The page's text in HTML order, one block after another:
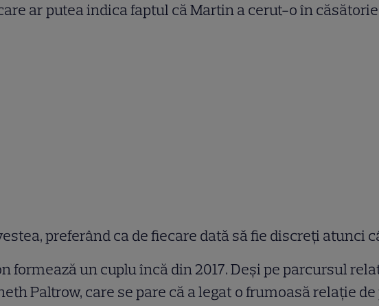
ar putea indica faptul că Martin a cerut-o în
preferând ca de fiecare dată să fie discreți atunci
formează un cuplu încă din 2017. Deși pe parcursul
Paltrow, care se pare că a legat o frumoasă relație